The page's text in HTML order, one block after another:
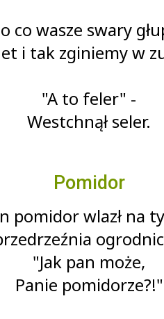
co wasze swary
i tak zginiemy w
"A to feler" -
Westchnął seler.
Pomidor
pomidor wlazł na
"Jak pan może,
Panie pomidorze?!"